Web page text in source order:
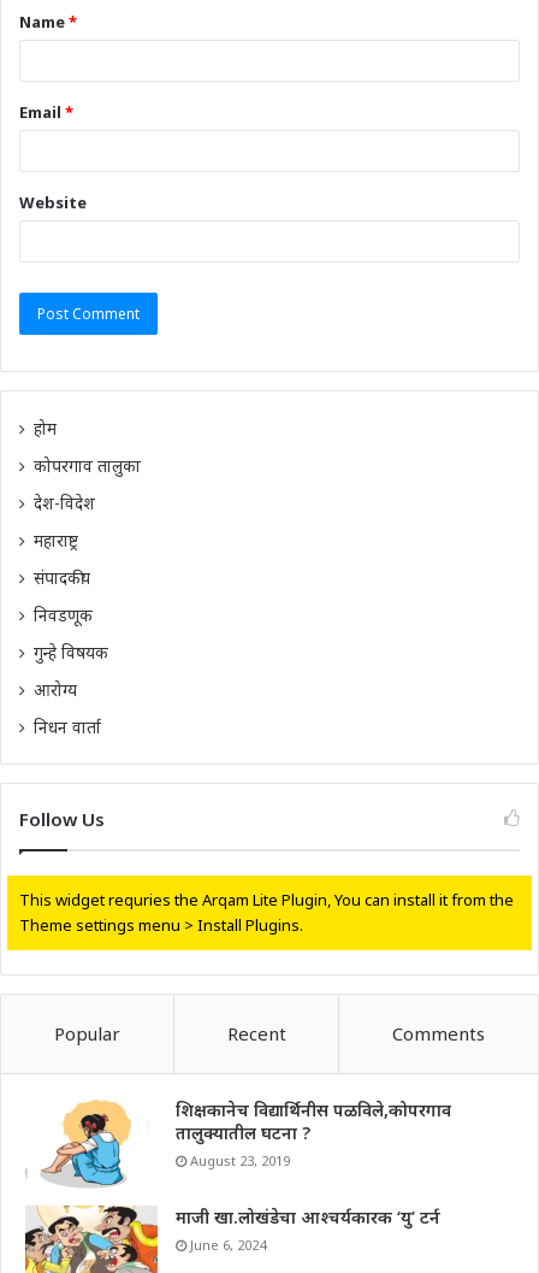
Name*
Email *
Website
होम
कोपरगाव तालुका
देश-विदेश
महाराष्ट्र
संपादकीय
निवडणूक
गुन्हे विषयक
आरोग्य
निधन वार्ता
Follow Us
This widget requries the Arqam Lite Plugin, You can install it from the
Theme settings menu > Install Plugins.
Popular Recent Comments
शिक्षकानेच विद्यार्थिनीस पळविले,कोपरगाव
तालुक्यातील घटना ?
August 23, 2019
माजी खा.लोखंडेचा आश्चर्यकारक ‘यु’ टर्न
June 6, 2024